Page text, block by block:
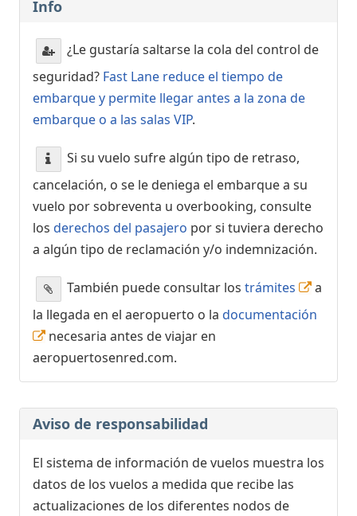
Info
¿Le gustaría saltarse la cola del control de
seguridad? Fast Lane reduce el tiempo de
embarque y permite llegar antes a la zona de
embarque o a las salas VIP.
Si su vuelo sufre algún tipo de retraso,
cancelación, o se le deniega el embarque a su
vuelo por sobreventa u overbooking, consulte
los derechos del pasajero por si tuviera derecho
a algún tipo de reclamación y/o indemnización.
También puede consultar los trámites
a
la llegada en el aeropuerto o la documentación
necesaria antes de viajar en
aeropuertosenred.com.
Aviso de responsabilidad
El sistema de información de vuelos muestra los
datos de los vuelos a medida que recibe las
actualizaciones de los diferentes nodos de